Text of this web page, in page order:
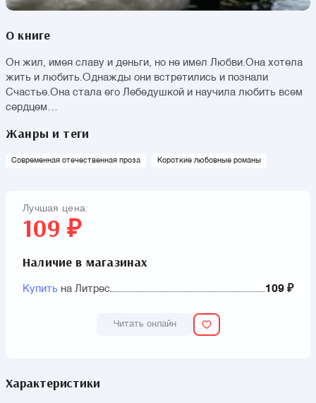
О книге
Он жил, имея славу и деньги, но не имел Любви.Она хотела
жить и любить.Однажды они встретились и познали
Счастье.Она стала его Лебедушкой и научила любить всем
сердцем…
Жанры и теги
Современная отечественная проза Короткие любовные романы
Лучшая цена:
109 ₽
Наличие в магазинах
Купить на Литрес 109 ₽
Читать онлайн
Характеристики